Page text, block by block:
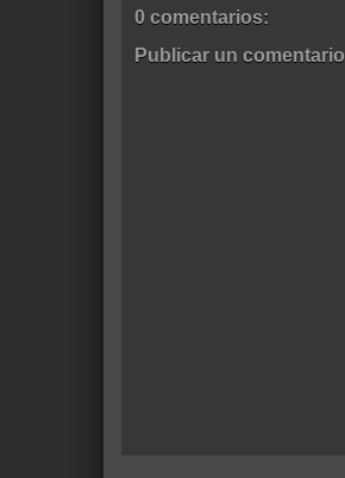
0 comentarios:
Publicar un comentario